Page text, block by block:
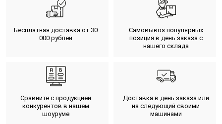
Бесплатная доставка от 30
000 рублей
Самовывоз популярных
позиция в день заказа с
нашего склада
Сравните с продукцией
конкурентов в нашем
шоуруме
Доставка в день заказа или
на следующий своими
машинами